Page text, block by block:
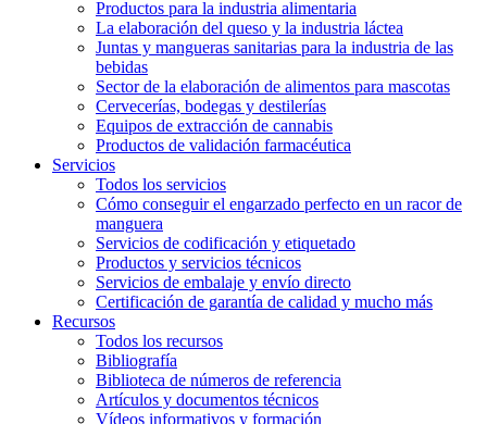
Productos para la industria alimentaria
La elaboración del queso y la industria láctea
Juntas y mangueras sanitarias para la industria de las
bebidas
Sector de la elaboración de alimentos para mascotas
Cervecerías, bodegas y destilerías
Equipos de extracción de cannabis
Productos de validación farmacéutica
Servicios
Todos los servicios
Cómo conseguir el engarzado perfecto en un racor de
manguera
Servicios de codificación y etiquetado
Productos y servicios técnicos
Servicios de embalaje y envío directo
Certificación de garantía de calidad y mucho más
Recursos
Todos los recursos
Bibliografía
Biblioteca de números de referencia
Artículos y documentos técnicos
Vídeos informativos y formación